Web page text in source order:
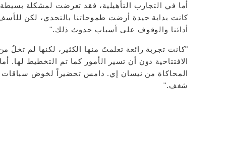
أما في التجارب التأهيلية، فقد تعرضت لمشكلة
كانت بداية جيدة أرضت طموحاتنا بالتحدي، لكن
أدائنا والوقوف على أسباب حدوث ذلك."
"كانت تجربة رائعة تعلمتُ منها الكثير، لكنها لم تخلُ
الافتتاحية دون أن تسير الأمور كما تم التخطيط
المحاكاة من نيسان إي. دامس تحضيراً لخوض سباقات
شغف."